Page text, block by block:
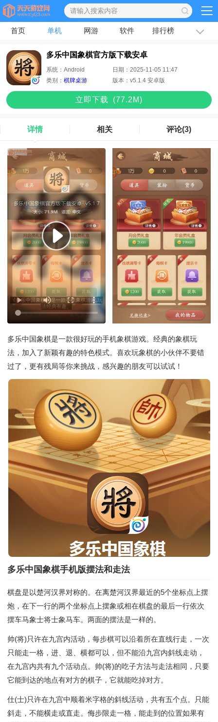
首页 单机 网游 软件 排行榜 专题
多乐中国象棋官方版下载安卓
系统：Android 日期：2025-11-05 11:47
类别：棋牌桌游 版本：v5.1.4 安卓版
立即下载 (77.2M)
详情 相关 评论(3)
多乐中国象棋是一款很好玩的手机象棋游戏。经典的象棋玩
法，加入了新颖有趣的特色模式。喜欢玩象棋的小伙伴不要错
过了，更有残局等你来挑战，感兴趣的朋友可以试试！
多乐中国象棋手机版摆法和走法
棋盘是以楚河汉界对称的。在离楚河汉界最近的5个坐标点上摆
炮，在下一行的两个坐标点上摆象或相在棋盘的最后一行依次
摆车马象士将士象马车。两面的摆法是一样的。
帅(将)只许在九宫内活动，每步棋可以沿着所在直线行走，一次
只能走一格，进、退、横都可以，但不能沿九宫内斜线走动，
在九宫内共有九个活动点。帅(将)的吃子方法与走法相同，只要
它能到达的地点有对方的棋子，它就能吃掉对方。
仕(士)只许在九宫中顺着米字格的斜线活动，共有五个点。只能
斜走，不能横走或直走。侮步限走一格，能走到的位置如果有